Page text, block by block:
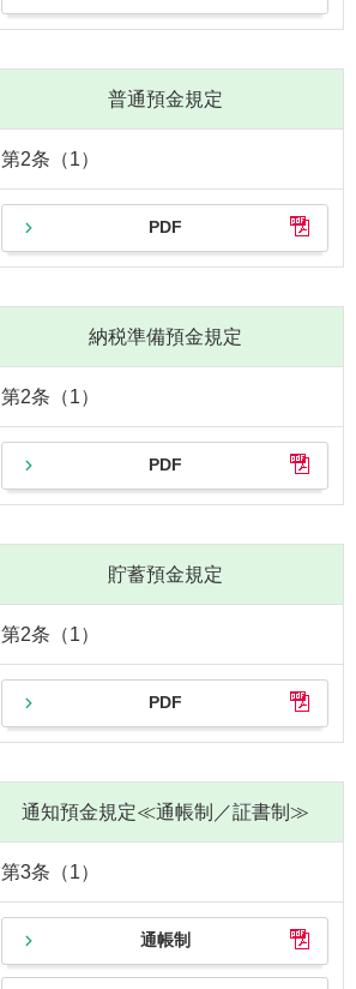
普通預金規定
第2条（1）
PDF
納税準備預金規定
第2条（1）
PDF
貯蓄預金規定
第2条（1）
PDF
通知預金規定≪通帳制／証書制≫
第3条（1）
通帳制